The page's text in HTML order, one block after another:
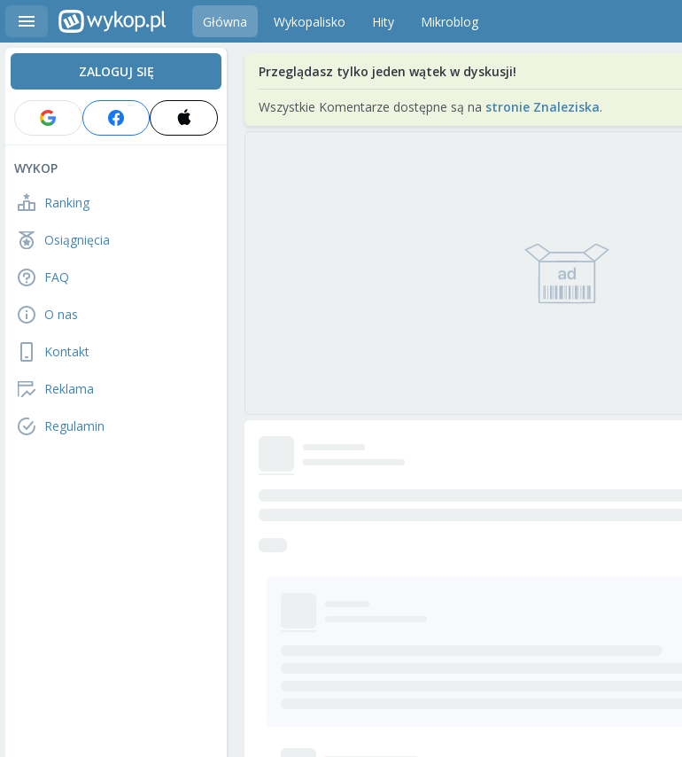
Główna Wykopalisko Hity Mikroblog
ZALOGUJ SIĘ
WYKOP
Ranking
Osiągnięcia
FAQ
O nas
Kontakt
Reklama
Regulamin
Przeglądasz tylko jeden wątek w dyskusji!
Wszystkie Komentarze dostępne są na stronie Znaleziska.